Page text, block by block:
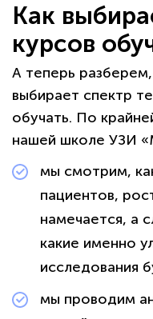
Как
курсов
А теперь
выбирает спектр
обучать. По
нашей школе УЗИ
мы смотрим,
пациентов,
намечается, а
какие именно
исследования
мы проводим